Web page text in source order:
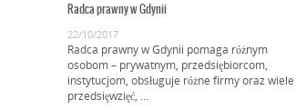
Radca prawny w Gdynii
22/10/2017
Radca prawny w Gdynii pomaga różnym
osobom – prywatnym, przedsiębiorcom,
instytucjom, obsługuje różne firmy oraz wiele
przedsięwzięć, …